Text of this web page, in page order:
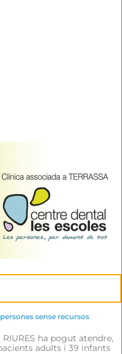
sense recursos
ha pogut atendre,
adults i 39 infants